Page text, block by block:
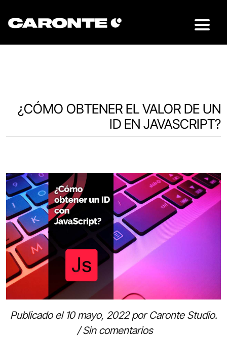
¿CÓMO OBTENER EL VALOR DE UN
ID EN JAVASCRIPT?
Publicado el 10 mayo, 2022porCaronte Studio.
/Sin comentarios